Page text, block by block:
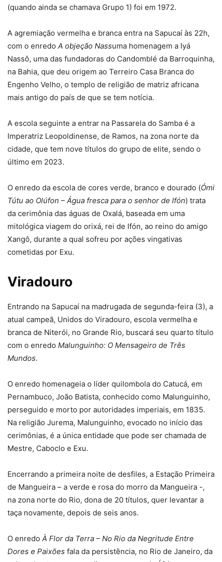
(quando ainda se chamava Grupo 1) foi em 1972.
A agremiação vermelha e branca entra na Sapucaí às 22h,
com o enredo A objeção Nassuma homenagem a Iyá
Nassô, uma das fundadoras do Candomblé da Barroquinha,
na Bahia, que deu origem ao Terreiro Casa Branca do
Engenho Velho, o templo de religião de matriz africana
mais antigo do país de que se tem notícia.
A escola seguinte a entrar na Passarela do Samba é a
Imperatriz Leopoldinense, de Ramos, na zona norte da
cidade, que tem nove títulos do grupo de elite, sendo o
último em 2023.
O enredo da escola de cores verde, branco e dourado (Ómi
Tútu ao Olúfon – Água fresca para o senhor de Ifón) trata
da cerimônia das águas de Oxalá, baseada em uma
mitológica viagem do orixá, rei de Ifón, ao reino do amigo
Xangô, durante a qual sofreu por ações vingativas
cometidas por Exu.
Viradouro
Entrando na Sapucaí na madrugada de segunda-feira (3), a
atual campeã, Unidos do Viradouro, escola vermelha e
branca de Niterói, no Grande Rio, buscará seu quarto título
com o enredo Malunguinho: O Mensageiro de Três
Mundos.
O enredo homenageia o líder quilombola do Catucá, em
Pernambuco, João Batista, conhecido como Malunguinho,
perseguido e morto por autoridades imperiais, em 1835.
Na religião Jurema, Malunguinho, evocado no início das
cerimônias, é a única entidade que pode ser chamada de
Mestre, Caboclo e Exu.
Encerrando a primeira noite de desfiles, a Estação Primeira
de Mangueira – a verde e rosa do morro da Mangueira -,
na zona norte do Rio, dona de 20 títulos, quer levantar a
taça novamente, depois de seis anos.
O enredo À Flor da Terra – No Rio da Negritude Entre
Dores e Paixões fala da persistência, no Rio de Janeiro, da